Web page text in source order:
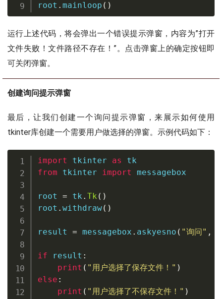
root . mainloop ( )
运行上述代码，将会弹出一个错误提示弹窗，内容为”打开
文件失败！文件路径不存在！”。点击弹窗上的确定按钮即
可关闭弹窗。
创建询问提示弹窗
最后，让我们创建一个询问提示弹窗，来展示如何使用
tkinter库创建一个需要用户做选择的弹窗。示例代码如下：
import tkinter as
from tkinter import messagebox
root = tk . Tk ( )
root . withdraw( )
result = messagebox . askyesno ( "询问" ,
if result :
print ( "用户选择了保存文件！" )
else :
print ( "用户选择了不保存文件！" )